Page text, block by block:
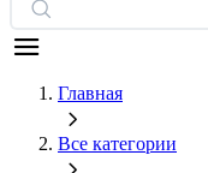
Главная
Все категории